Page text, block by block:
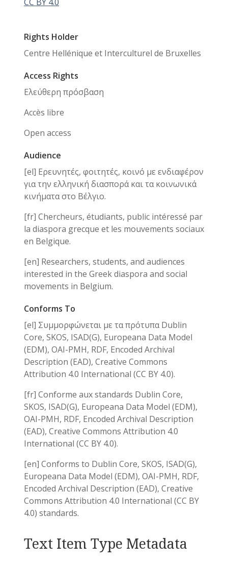
Rights Holder
Centre Hellénique et Interculturel de Bruxelles
Access Rights
Ελεύθερη πρόσβαση
Accès libre
Open access
Audience
[el] Ερευνητές, φοιτητές, κοινό με ενδιαφέρον
για την ελληνική διασπορά και τα κοινωνικά
κινήματα στο Βέλγιο.
[fr] Chercheurs, étudiants, public intéressé par
la diaspora grecque et les mouvements sociaux
en Belgique.
[en] Researchers, students, and audiences
interested in the Greek diaspora and social
movements in Belgium.
Conforms To
[el] Συμμορφώνεται με τα πρότυπα Dublin
Core, SKOS, ISAD(G), Europeana Data Model
(EDM), OAI-PMH, RDF, Encoded Archival
Description (EAD), Creative Commons
Attribution 4.0 International (CC BY 4.0).
[fr] Conforme aux standards Dublin Core,
SKOS, ISAD(G), Europeana Data Model (EDM),
OAI-PMH, RDF, Encoded Archival Description
(EAD), Creative Commons Attribution 4.0
International (CC BY 4.0).
[en] Conforms to Dublin Core, SKOS, ISAD(G),
Europeana Data Model (EDM), OAI-PMH, RDF,
Encoded Archival Description (EAD), Creative
Commons Attribution 4.0 International (CC BY
4.0) standards.
Text Item Type Metadata